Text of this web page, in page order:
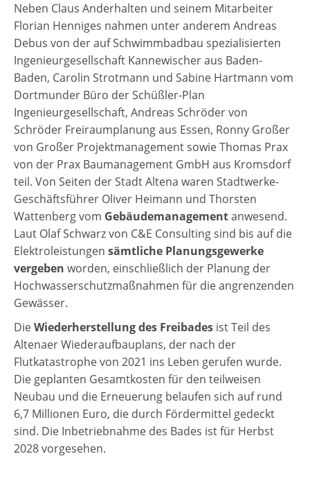
Neben Claus Anderhalten und seinem Mitarbeiter
Florian Henniges nahmen unter anderem Andreas
Debus von der auf Schwimmbadbau spezialisierten
Ingenieurgesellschaft Kannewischer aus Baden-
Baden, Carolin Strotmann und Sabine Hartmann vom
Dortmunder Büro der Schüßler-Plan
Ingenieurgesellschaft, Andreas Schröder von
Schröder Freiraumplanung aus Essen, Ronny Großer
von Großer Projektmanagement sowie Thomas Prax
von der Prax Baumanagement GmbH aus Kromsdorf
teil. Von Seiten der Stadt Altena waren Stadtwerke-
Geschäftsführer Oliver Heimann und Thorsten
Wattenberg vom Gebäudemanagementanwesend.
Laut Olaf Schwarz von C&E Consulting sind bis auf die
Elektroleistungen sämtliche Planungsgewerke
vergeben worden, einschließlich der Planung der
Hochwasserschutzmaßnahmen für die angrenzenden
Gewässer.
DieWiederherstellung des Freibades ist Teil des
Altenaer Wiederaufbauplans, der nach der
Flutkatastrophe von 2021 ins Leben gerufen wurde.
Die geplanten Gesamtkosten für den teilweisen
Neubau und die Erneuerung belaufen sich auf rund
6,7 Millionen Euro, die durch Fördermittel gedeckt
sind. Die Inbetriebnahme des Bades ist für Herbst
2028 vorgesehen.